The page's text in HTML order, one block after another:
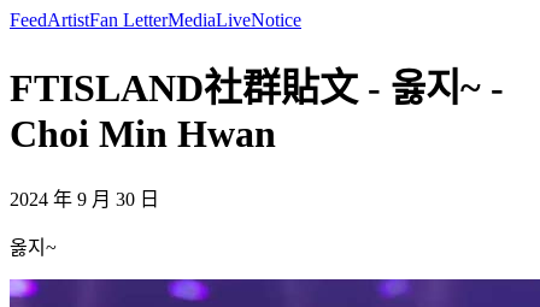
FeedArtistFan LetterMediaLiveNotice
FTISLAND社群貼文 - 옳지~ -
Choi Min Hwan
2024 年 9 月 30 日
옳지~